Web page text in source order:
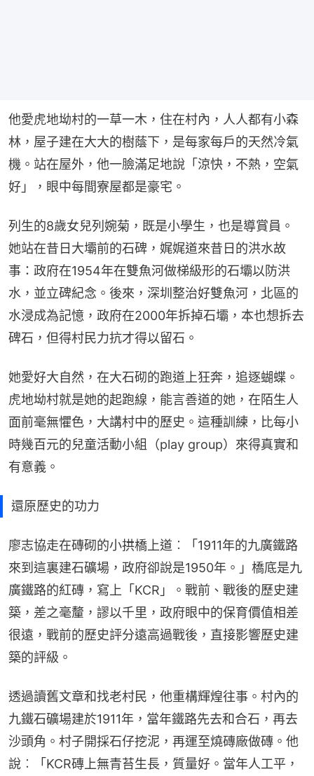
他愛虎地坳村的一草一木，住在村內，人人都有小森
林，屋子建在大大的樹蔭下，是每家每戶的天然冷氣
機。站在屋外，他一臉滿足地說「涼快，不熱，空氣
好」，眼中每間寮屋都是豪宅。
列生的8歲女兒列婉菊，既是小學生，也是導賞員。
她站在昔日大壩前的石碑，娓娓道來昔日的洪水故
事：政府在1954年在雙魚河做梯級形的石壩以防洪
水，並立碑紀念。後來，深圳整治好雙魚河，北區的
水浸成為記憶，政府在2000年拆掉石壩，本也想拆去
碑石，但得村民力抗才得以留石。
她愛好大自然，在大石砌的跑道上狂奔，追逐蝴蝶。
虎地坳村就是她的起跑線，能言善道的她，在陌生人
面前毫無懼色，大講村中的歷史。這種訓練，比每小
時幾百元的兒童活動小組（play group）來得真實和
有意義。
還原歷史的功力
廖志協走在磚砌的小拱橋上道︰「1911年的九廣鐵路
來到這裏建石礦場，政府卻說是1950年。」橋底是九
廣鐵路的紅磚，寫上「KCR」。戰前、戰後的歷史建
築，差之毫釐，謬以千里，政府眼中的保育價值相差
很遠，戰前的歷史評分遠高過戰後，直接影響歷史建
築的評級。
透過讀舊文章和找老村民，他重構輝煌往事。村內的
九鐵石礦場建於1911年，當年鐵路先去和合石，再去
沙頭角。村子開採石仔挖泥，再運至燒磚廠做磚。他
說︰「KCR磚上無青苔生長，質量好。當年人工平，